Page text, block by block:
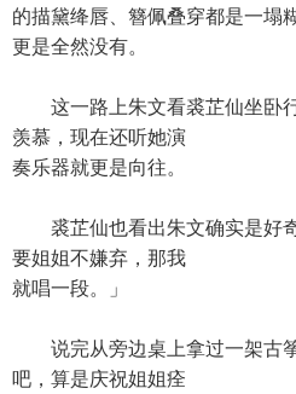
的描黛绛唇、簪佩叠穿都是一塌
更是全然没有。
这一路上朱文看裘芷仙坐卧
羡慕，现在还听她演
奏乐器就更是向往。
裘芷仙也看出朱文确实是好奇
要姐姐不嫌弃，那我
就唱一段。」
说完从旁边桌上拿过一架古
吧，算是庆祝姐姐痊